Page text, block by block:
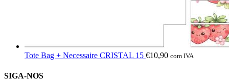
Tote Bag + Necessaire CRISTAL 15 €10,90 com IVA
SIGA-NOS